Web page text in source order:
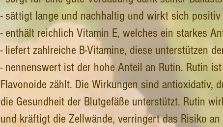
- sättigt lange und nachhaltig und wirkt sich
- enthält reichlich Vitamin E, welches ein starkes
- liefert zahlreiche B-Vitamine, diese unterstützen
- nennenswert ist der hohe Anteil an Rutin. Rutin
Flavonoide zählt. Die Wirkungen sind antioxidativ,
die Gesundheit der Blutgefäße unterstützt. Rutin
und kräftigt die Zellwände, verringert das Risiko